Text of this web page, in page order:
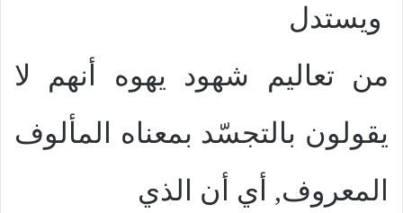
ويستدل
من تعاليم شهود يهوه أنهم لا
يقولون بالتجسّد بمعناه المألوف
المعروف, أي أن الذي